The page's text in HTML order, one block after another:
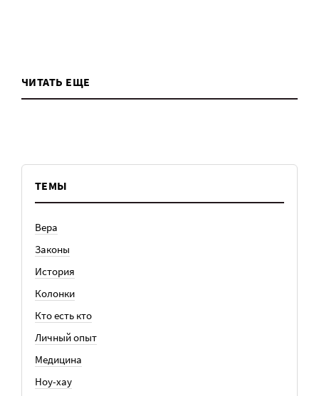
ЧИТАТЬ ЕЩЕ
ТЕМЫ
Вера
Законы
История
Колонки
Кто есть кто
Личный опыт
Медицина
Ноу-хау